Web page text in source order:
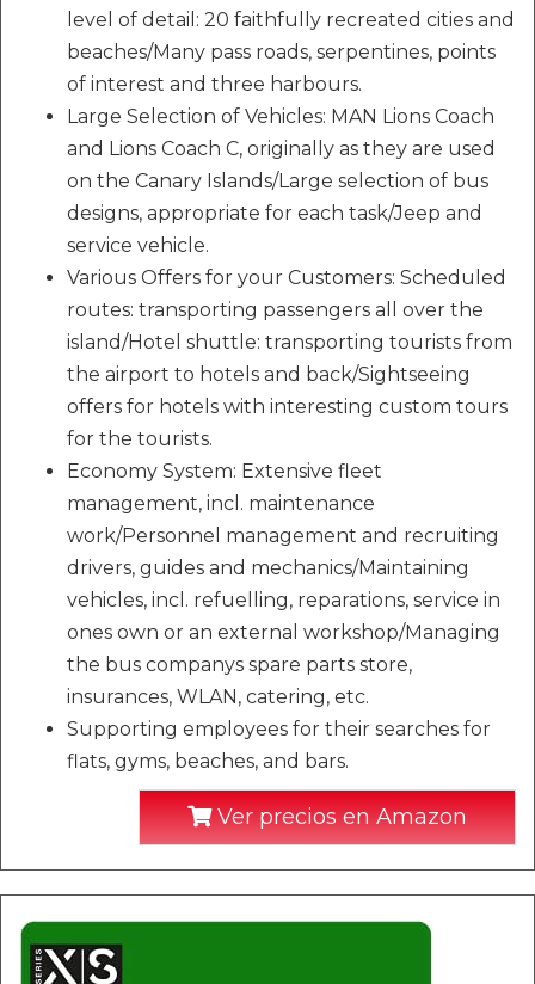
level of detail: 20 faithfully recreated cities and
beaches/Many pass roads, serpentines, points
of interest and three harbours.
Large Selection of Vehicles: MAN Lions Coach
and Lions Coach C, originally as they are used
on the Canary Islands/Large selection of bus
designs, appropriate for each task/Jeep and
service vehicle.
Various Offers for your Customers: Scheduled
routes: transporting passengers all over the
island/Hotel shuttle: transporting tourists from
the airport to hotels and back/Sightseeing
offers for hotels with interesting custom tours
for the tourists.
Economy System: Extensive fleet
management, incl. maintenance
work/Personnel management and recruiting
drivers, guides and mechanics/Maintaining
vehicles, incl. refuelling, reparations, service in
ones own or an external workshop/Managing
the bus companys spare parts store,
insurances, WLAN, catering, etc.
Supporting employees for their searches for
flats, gyms, beaches, and bars.
Ver precios en Amazon